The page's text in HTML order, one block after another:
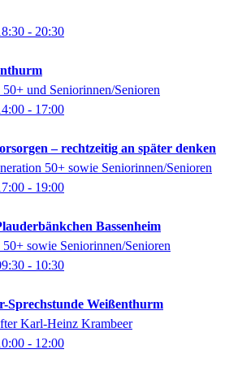
- 20:30
und Seniorinnen/Senioren
- 17:00
– rechtzeitig an später denken
50+ sowie Seniorinnen/Senioren
- 19:00
Bassenheim
sowie Seniorinnen/Senioren
- 10:30
Sprechstunde Weißenthurm
Karl-Heinz Krambeer
- 12:00